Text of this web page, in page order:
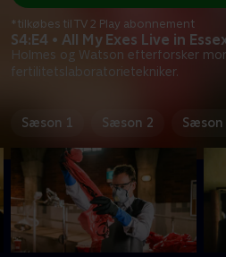
S4:E4 • All My Exes Live in
Holmes og Watson efterforsker
fertilitetslaboratorietekniker.
*tilkøbes til TV 2 Play abonnement
Sæson 1 Sæson 2 Sæson